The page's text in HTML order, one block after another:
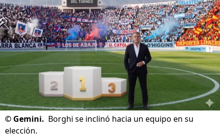
© Gemini. Borghi se inclinó hacia un equipo en su
elección.